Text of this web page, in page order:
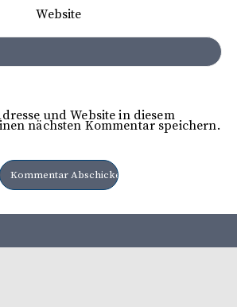
Website
und Website in diesem
nächsten Kommentar speichern.